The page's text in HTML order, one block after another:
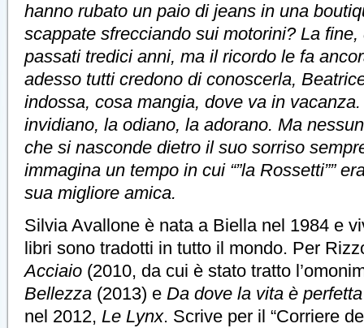
hanno rubato un paio di jeans in una
scappate sfrecciando sui motorini? La
passati tredici anni, ma il ricordo le fa
adesso tutti credono di conoscerla,
indossa, cosa mangia, dove va in
invidiano, la odiano, la adorano. Ma
che si nasconde dietro il suo sorriso
immagina un tempo in cui “”la Rossetti””
sua migliore amica.
Silvia Avallone è nata a Biella nel 1984 e
libri sono tradotti in tutto il mondo. Per
Acciaio (2010, da cui è stato tratto
Bellezza (2013) e Da dove la vita è perfetta
nel 2012, Le Lynx. Scrive per il “Corriere